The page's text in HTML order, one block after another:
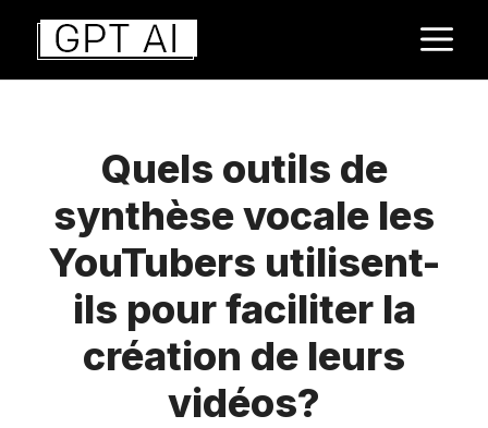
Aller
contenu
Quels outils de
synthèse vocale les
YouTubers utilisent-
ils pour faciliter la
création de leurs
vidéos?